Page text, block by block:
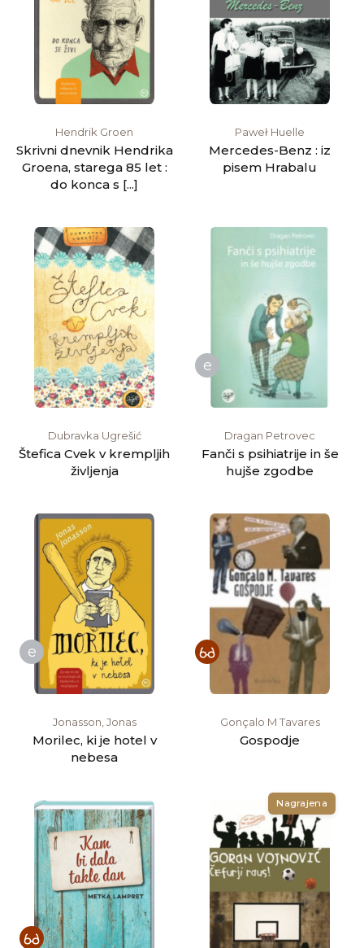
Hendrik Groen
Skrivni dnevnik Hendrika
Groena, starega 85 let :
do konca s [...]
Paweł Huelle
Mercedes-Benz : iz
pisem Hrabalu
Dubravka Ugrešić
Štefica Cvek v krempljih
življenja
e
Dragan Petrovec
Fanči s psihiatrije in še
hujše zgodbe
e
Jonasson, Jonas
Morilec, ki je hotel v
nebesa
Gonçalo M Tavares
Gospodje
Nagrajena